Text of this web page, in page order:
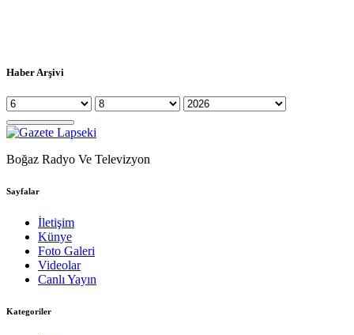
Haber Arşivi
Boğaz Radyo Ve Televizyon
Sayfalar
İletişim
Künye
Foto Galeri
Videolar
Canlı Yayın
Kategoriler